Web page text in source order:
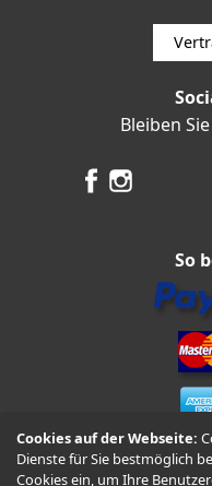
Cookies auf der Webseite:
Dienste für Sie bestmöglich
Cookies ein, um Ihre
Bleiben
So